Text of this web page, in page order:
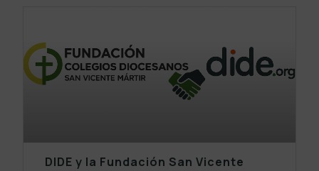
DIDE y la Fundación San Vicente